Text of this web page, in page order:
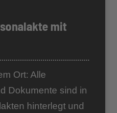
mit
Ort: Alle
Dokumente sind in
hinterlegt und